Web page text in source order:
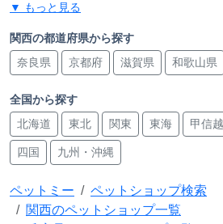
播磨町駅 旧居留地・大丸前駅
神戸三宮駅 神戸三宮駅
魚崎駅 県庁前駅 伊丹駅 稲野駅
尼崎駅 尼崎駅
三宮・花時計前駅 神戸三宮駅 三宮
甲東園駅 加古川駅
浜の宮駅 武庫之荘駅 塚口駅
▼ もっと見る
関西の都道府県から探す
奈良県
京都府 滋賀県 和歌山県
全国から探す
北海道
東北 関東 東海 甲信
四国 九州・沖縄
ペットミー
ペットショップ検索
関西のペットショップ一覧